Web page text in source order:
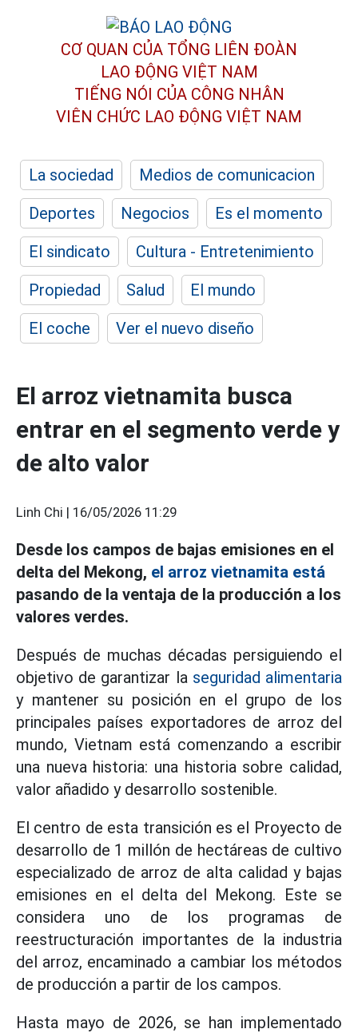
CƠ QUAN CỦA TỔNG LIÊN ĐOÀN
LAO ĐỘNG VIỆT NAM
TIẾNG NÓI CỦA CÔNG NHÂN
VIÊN CHỨC LAO ĐỘNG VIỆT NAM
La sociedad
Medios de comunicacion
Deportes
Negocios
Es el momento
El sindicato
Cultura - Entretenimiento
Propiedad
Salud
El mundo
El coche
Ver el nuevo diseño
El arroz vietnamita busca
entrar en el segmento verde y
de alto valor
Linh Chi | 16/05/2026 11:29
Desde los campos de bajas emisiones en el
delta del Mekong, el arroz vietnamita está
pasando de la ventaja de la producción a los
valores verdes.
Después de muchas décadas persiguiendo el
objetivo de garantizar la seguridad alimentaria
y mantener su posición en el grupo de los
principales países exportadores de arroz del
mundo, Vietnam está comenzando a escribir
una nueva historia: una historia sobre calidad,
valor añadido y desarrollo sostenible.
El centro de esta transición es el Proyecto de
desarrollo de 1 millón de hectáreas de cultivo
especializado de arroz de alta calidad y bajas
emisiones en el delta del Mekong. Este se
considera uno de los programas de
reestructuración importantes de la industria
del arroz, encaminado a cambiar los métodos
de producción a partir de los campos.
Hasta mayo de 2026, se han implementado